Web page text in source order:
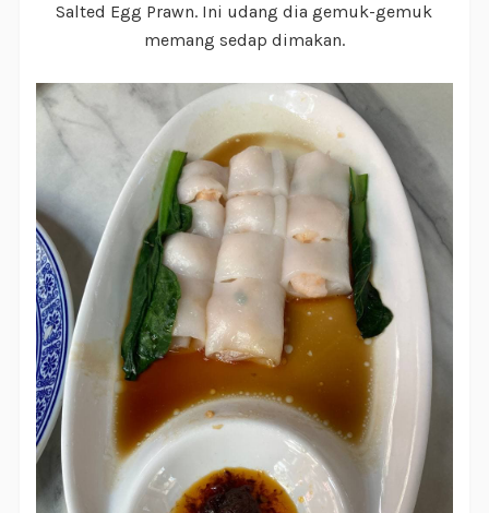
Salted Egg Prawn. Ini udang dia gemuk-gemuk
memang sedap dimakan.